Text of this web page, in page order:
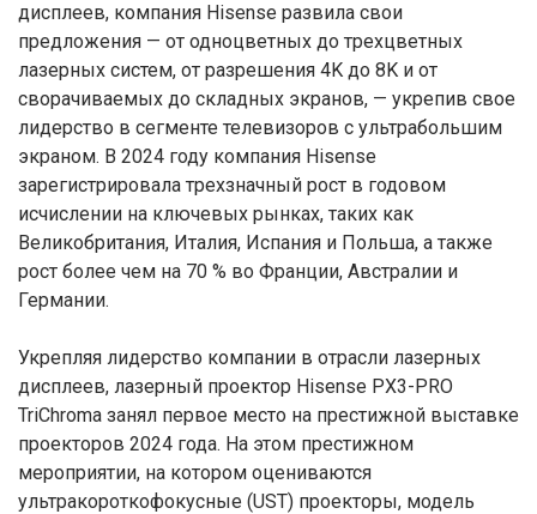
дисплеев, компания Hisense развила свои
предложения — от одноцветных до трехцветных
лазерных систем, от разрешения 4K до 8K и от
сворачиваемых до складных экранов, — укрепив свое
лидерство в сегменте телевизоров с ультрабольшим
экраном. В 2024 году компания Hisense
зарегистрировала трехзначный рост в годовом
исчислении на ключевых рынках, таких как
Великобритания, Италия, Испания и Польша, а также
рост более чем на 70 % во Франции, Австралии и
Германии.
Укрепляя лидерство компании в отрасли лазерных
дисплеев, лазерный проектор Hisense PX3-PRO
TriChroma занял первое место на престижной выставке
проекторов 2024 года. На этом престижном
мероприятии, на котором оцениваются
ультракороткофокусные (UST) проекторы, модель